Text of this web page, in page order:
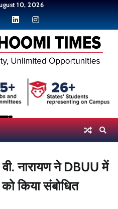
10, 2026
नारायण ने DBUU में
किया संबोधित